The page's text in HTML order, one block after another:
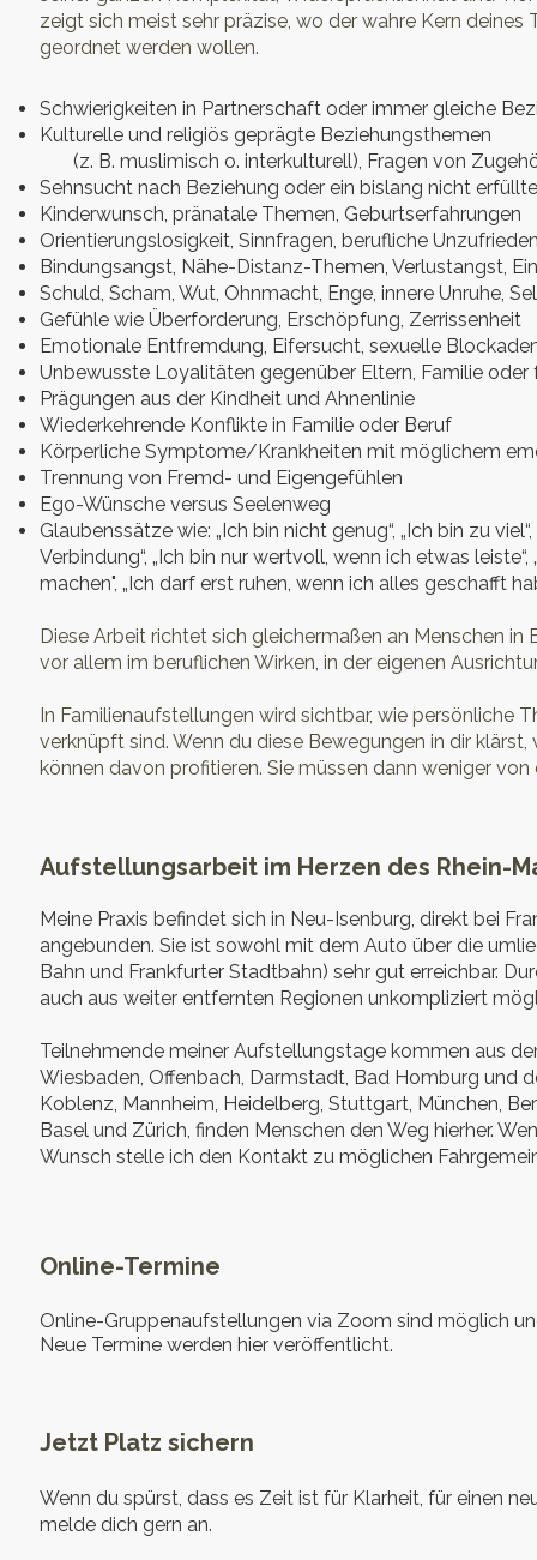
zeigt sich meist sehr präzise, wo der wahre Kern
geordnet werden wollen.
Schwierigkeiten in Partnerschaft oder immer gleiche
Kulturelle und religiös geprägte Beziehungsthemen
(z. B. muslimisch o. interkulturell), Fragen von
Sehnsucht nach Beziehung oder ein bislang nicht
Kinderwunsch, pränatale Themen, Geburtserfahrungen
Orientierungslosigkeit, Sinnfragen, berufliche
Bindungsangst, Nähe-Distanz-Themen, Verlustangst,
Schuld, Scham, Wut, Ohnmacht, Enge, innere Unruhe,
Gefühle wie Überforderung, Erschöpfung, Zerrissenheit
Emotionale Entfremdung, Eifersucht, sexuelle
Unbewusste Loyalitäten gegenüber Eltern, Familie oder
Prägungen aus der Kindheit und Ahnenlinie
Wiederkehrende Konflikte in Familie oder Beruf
Körperliche Symptome/Krankheiten mit möglichem
Trennung von Fremd- und Eigengefühlen
Ego-Wünsche versus Seelenweg
Glaubenssätze wie: „Ich bin nicht genug“, „Ich bin zu
Verbindung“, „Ich bin nur wertvoll, wenn ich etwas
machen", „Ich darf erst ruhen, wenn ich alles geschafft
Diese Arbeit richtet sich gleichermaßen an Menschen
vor allem im beruflichen Wirken, in der eigenen
In Familienaufstellungen wird sichtbar, wie persönliche
verknüpft sind. Wenn du diese Bewegungen in dir
können davon profitieren. Sie müssen dann weniger
Aufstellungsarbeit im Herzen des Rhein-
Meine Praxis befindet sich in Neu-Isenburg, direkt bei
angebunden. Sie ist sowohl mit dem Auto über die
Bahn und Frankfurter Stadtbahn) sehr gut erreichbar.
auch aus weiter entfernten Regionen unkompliziert
Teilnehmende meiner Aufstellungstage kommen aus
Wiesbaden, Offenbach, Darmstadt, Bad Homburg und
Koblenz, Mannheim, Heidelberg, Stuttgart, München,
Basel und Zürich, finden Menschen den Weg hierher.
Wunsch stelle ich den Kontakt zu möglichen
Online-Termine
Online-Gruppenaufstellungen via Zoom sind möglich
Neue Termine werden hier veröffentlicht.
Jetzt Platz sichern
Wenn du spürst, dass es Zeit ist für Klarheit, für einen
melde dich gern an.